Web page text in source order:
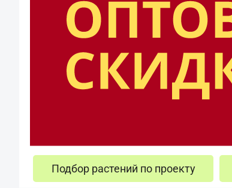
Подбор растений по проекту